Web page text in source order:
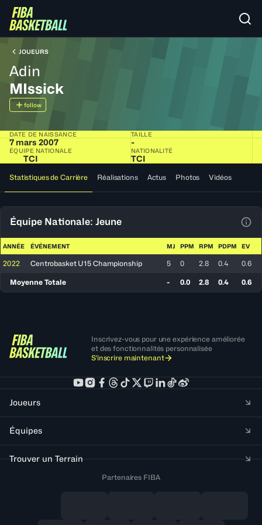
JOUEURS
Adin
MIssick
follow
DATE DE NAISSANCE
7 mars 2007
TAILLE
-
ÉQUIPE NATIONALE
TCI
NATIONALITÉ
TCI
Statistiques de Carrière Réalisations Actus Photos Vidéos
Équipe Nationale: Jeune
ANNÉE ÉVÉNEMENT MJ PPM RPM PDPM EV
2022 Centrobasket U15 Championship 5 0 2.8 0.4 0.6
Moyenne Totale - 0.0 2.8 0.4 0.6
Inscrivez-vous pour une expérience améliorée
et des fonctionnalités personnalisée
S'inscrire maintenant
Joueurs
Équipes
Trouver un Terrain
Partenaires FIBA